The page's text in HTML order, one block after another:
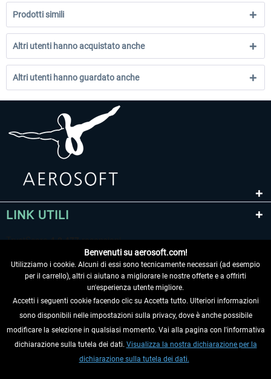
Prodotti simili
Altri utenti hanno acquistato anche
Altri utenti hanno guardato anche
LINK UTILI
RECEDERE DAL CONTRATTO
INFORMAZIONI
Benvenuti su aerosoft.com!
Utilizziamo i cookie. Alcuni di essi sono tecnicamente necessari (ad esempio
per il carrello), altri ci aiutano a migliorare le nostre offerte e a offrirti
un'esperienza utente migliore.
Accetti i seguenti cookie facendo clic su Accetta tutto. Ulteriori informazioni
sono disponibili nelle impostazioni sulla privacy, dove è anche possibile
modificare la selezione in qualsiasi momento. Vai alla pagina con l'informativa
dichiarazione sulla tutela dei dati. Visualizza la nostra dichiarazione per la
dichiarazione sulla tutela dei dati.